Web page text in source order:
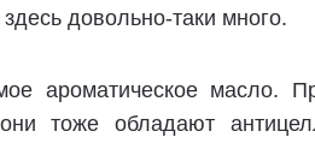
довольно-таки много.
ароматическое масло.
тоже обладают